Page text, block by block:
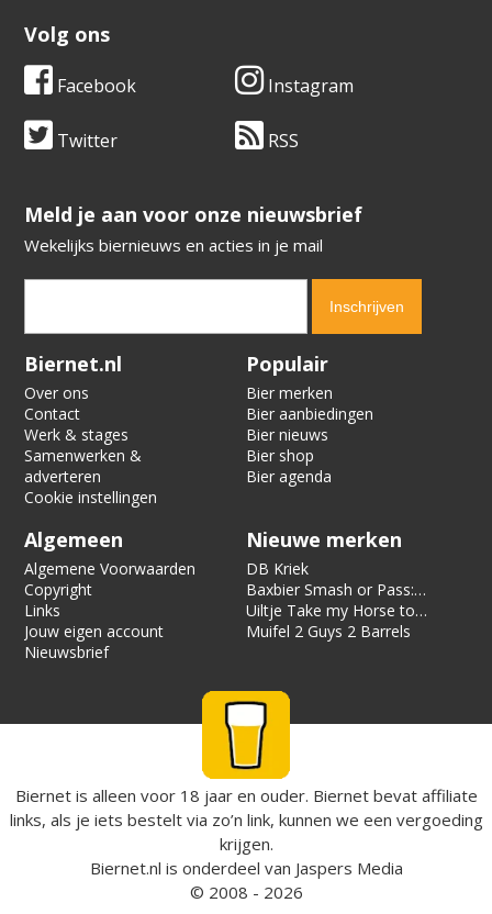
Volg ons
Facebook Instagram
Twitter RSS
​​​​​​​Meld je aan voor onze nieuwsbrief
Wekelijks biernieuws en acties in je mail
Verification code:
Biernet.nl
Over ons
Contact
Werk & stages
Samenwerken &
adverteren
Cookie instellingen
Populair
Bier merken
Bier aanbiedingen
Bier nieuws
Bier shop
Bier agenda
Algemeen
Algemene Voorwaarden
Copyright
Links
Jouw eigen account
Nieuwsbrief
Nieuwe merken
DB Kriek
Baxbier Smash or Pass:
Strata
Uiltje Take my Horse to
the Hotel Room
Muifel 2 Guys 2 Barrels
Biernet is alleen voor 18 jaar en ouder. Biernet bevat affiliate
links, als je iets bestelt via zo’n link, kunnen we een vergoeding
krijgen.
Biernet.nl is onderdeel van Jaspers Media
© 2008 - 2026